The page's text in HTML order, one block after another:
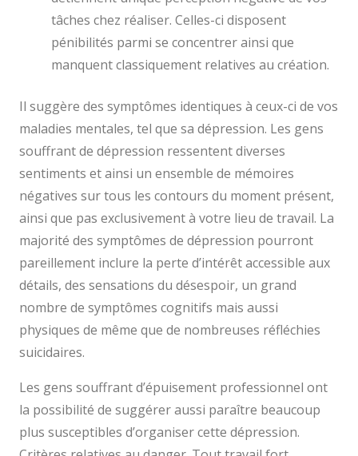
tâches chez réaliser. Celles-ci disposent
pénibilités parmi se concentrer ainsi que
manquent classiquement relatives au création.
Il suggère des symptômes identiques à ceux-ci de vos
maladies mentales, tel que sa dépression. Les gens
souffrant de dépression ressentent diverses
sentiments et ainsi un ensemble de mémoires
négatives sur tous les contours du moment présent,
ainsi que pas exclusivement à votre lieu de travail. La
majorité des symptômes de dépression pourront
pareillement inclure la perte d’intérêt accessible aux
détails, des sensations du désespoir, un grand
nombre de symptômes cognitifs mais aussi
physiques de même que de nombreuses réfléchies
suicidaires.
Les gens souffrant d’épuisement professionnel ont
la possibilité de suggérer aussi paraître beaucoup
plus susceptibles d’organiser cette dépression.